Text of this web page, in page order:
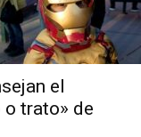
el
trato» de